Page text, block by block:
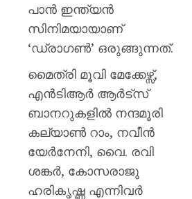
പാൻ ഇന്ത്യൻ
സിനിമയായാണ്
‘ഡ്രാഗൺ’ ഒരുങ്ങുന്നത്.
മൈത്രി മൂവി മേക്കേഴ്സ്,
എൻടിആർ ആർട്സ്
ബാനറുകളിൽ നന്ദമൂരി
കല്യാൺ റാം, നവീൻ
യേർനേനി, വൈ. രവി
ശങ്കർ, കോസരാജു
ഹരികൃഷ്ണ എന്നിവർ